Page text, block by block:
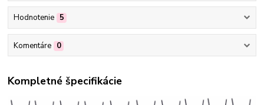
Hodnotenie 5
Komentáre 0
Kompletné špecifikácie